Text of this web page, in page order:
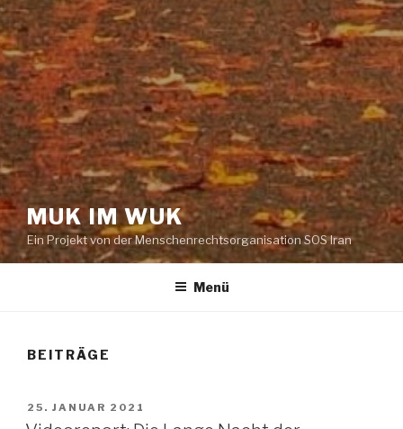
MUK IM WUK
Ein Projekt von der Menschenrechtsorganisation SOS Iran
Menü
BEITRÄGE
VERÖFFENTLICHT
AM
25. JANUAR 2021